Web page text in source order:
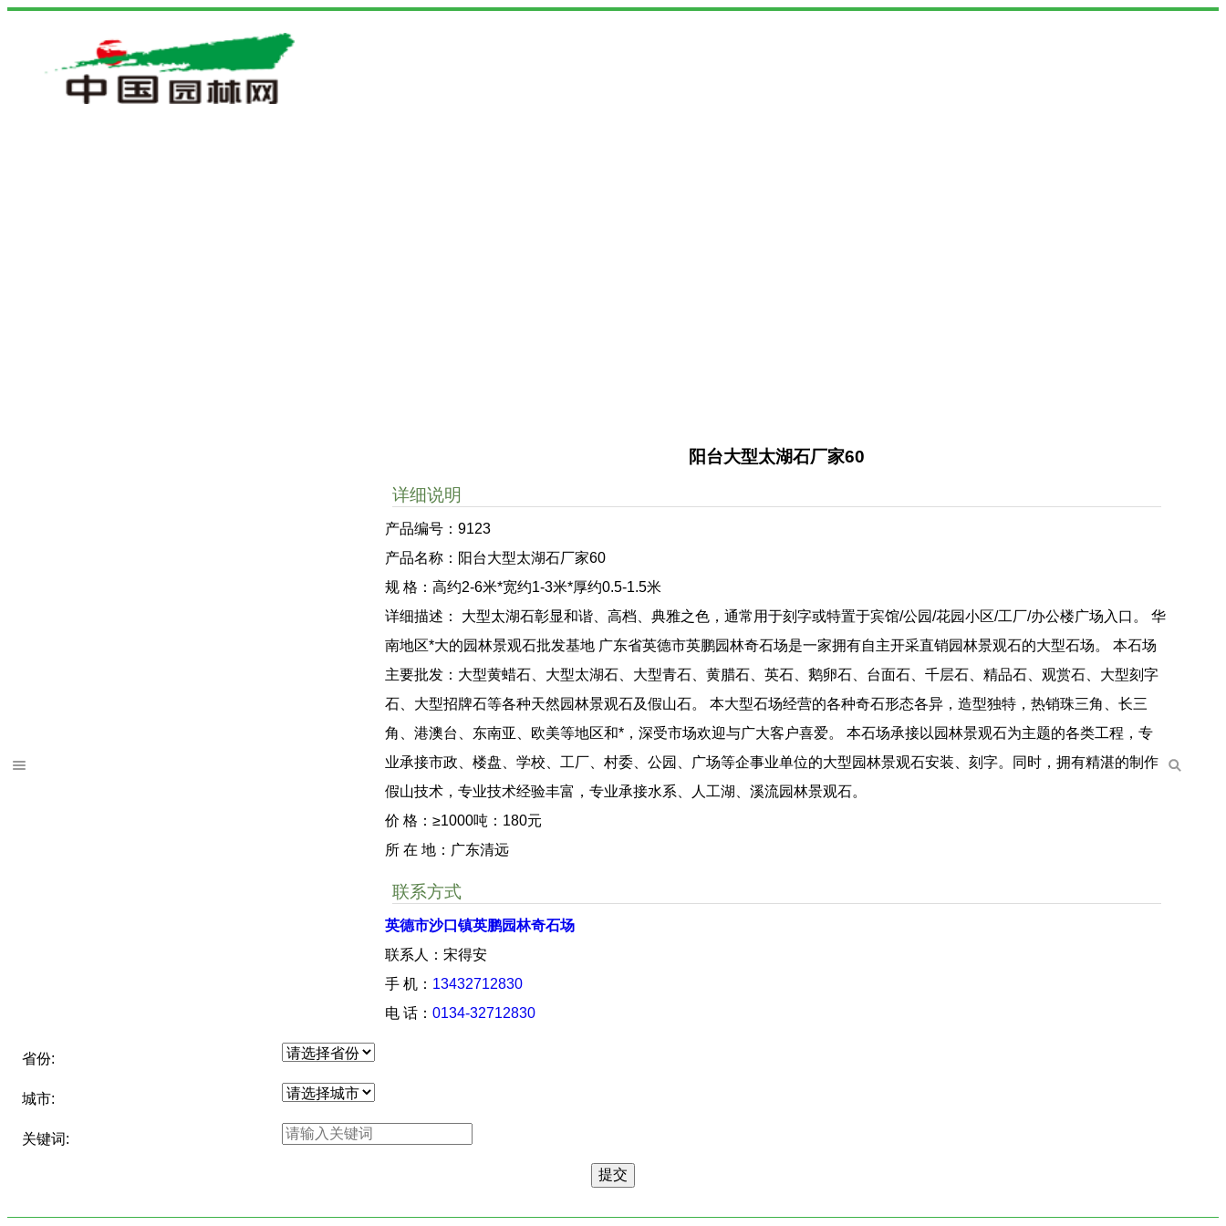
阳台大型太湖石厂家60
详细说明
产品编号：9123
产品名称：阳台大型太湖石厂家60
规 格：高约2-6米*宽约1-3米*厚约0.5-1.5米
详细描述： 大型太湖石彰显和谐、高档、典雅之色，通常用于刻字或特置于宾馆/公园/花园小区/工厂/办公楼广场入口。 华
南地区*大的园林景观石批发基地 广东省英德市英鹏园林奇石场是一家拥有自主开采直销园林景观石的大型石场。 本石场
主要批发：大型黄蜡石、大型太湖石、大型青石、黄腊石、英石、鹅卵石、台面石、千层石、精品石、观赏石、大型刻字
石、大型招牌石等各种天然园林景观石及假山石。 本大型石场经营的各种奇石形态各异，造型独特，热销珠三角、长三
角、港澳台、东南亚、欧美等地区和*，深受市场欢迎与广大客户喜爱。 本石场承接以园林景观石为主题的各类工程，专
业承接市政、楼盘、学校、工厂、村委、公园、广场等企事业单位的大型园林景观石安装、刻字。同时，拥有精湛的制作
假山技术，专业技术经验丰富，专业承接水系、人工湖、溪流园林景观石。
价 格：≥1000吨：180元
所 在 地：广东清远
联系方式
英德市沙口镇英鹏园林奇石场
联系人：宋得安
手 机： 13432712830
电 话：0134-32712830
省份:
城市:
关键词: